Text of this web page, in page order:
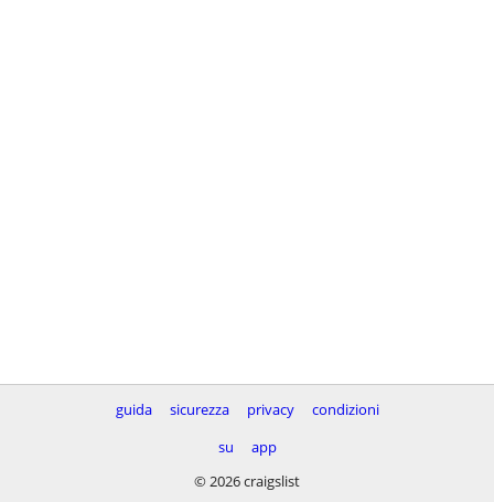
guida sicurezza privacy
condizioni
su
app
© 2026 craigslist